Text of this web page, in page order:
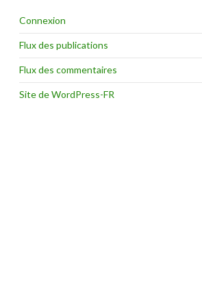
Connexion
Flux des publications
Flux des commentaires
Site de WordPress-FR